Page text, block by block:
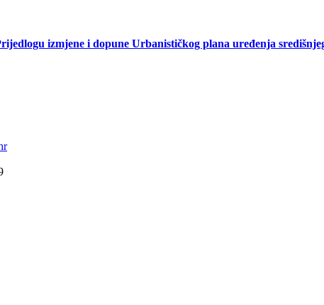
izmjene i dopune Urbanističkog plana uređenja